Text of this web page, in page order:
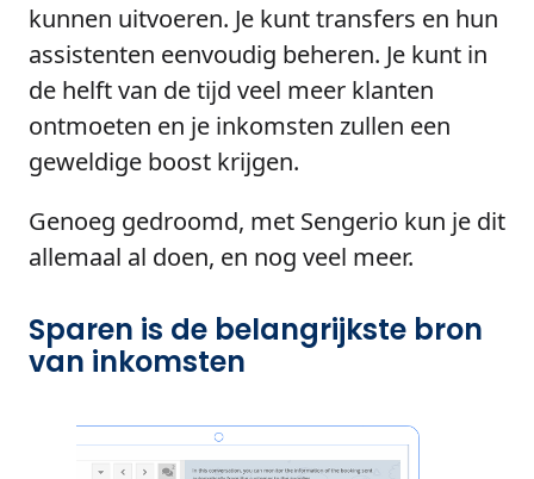
kunnen uitvoeren. Je kunt transfers en hun
assistenten eenvoudig beheren. Je kunt in
de helft van de tijd veel meer klanten
ontmoeten en je inkomsten zullen een
geweldige boost krijgen.
Genoeg gedroomd, met Sengerio kun je dit
allemaal al doen, en nog veel meer.
Sparen is de belangrijkste bron
van inkomsten